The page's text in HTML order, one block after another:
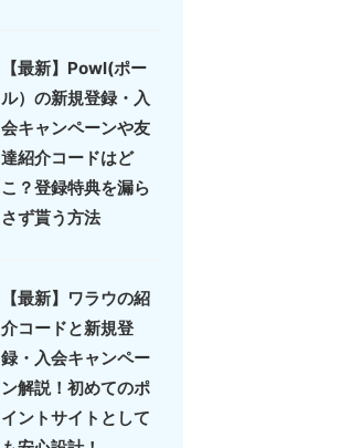
【最新】Powl(ポー
ル）の新規登録・入
会キャンペーンや友
達紹介コードはど
こ？登録特典を漏ら
さず貰う方法
【最新】ワラウの紹
介コードと新規登
録・入会キャンペー
ン解説！初めてのポ
イントサイトとして